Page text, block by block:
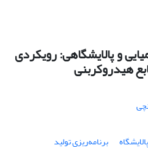
و پالایشگاهی: رویکردی
هیدروکربنی
پالایشگاه برنامه‌ریزی تولید